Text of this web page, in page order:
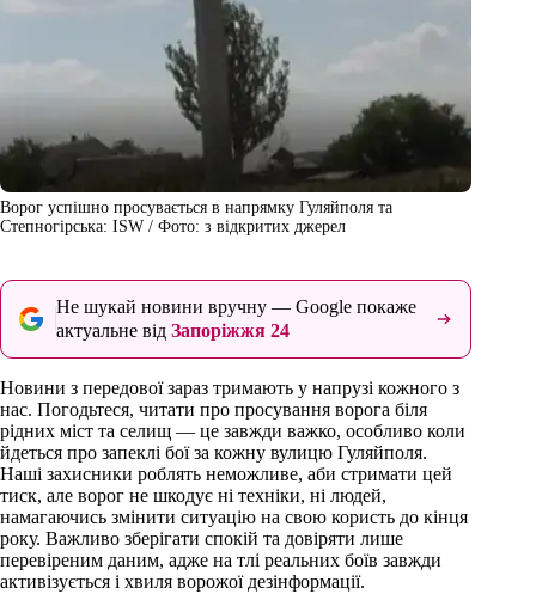
Ворог успішно просувається в напрямку Гуляйполя та
Степногірська: ISW / Фото: з відкритих джерел
Не шукай новини вручну — Google покаже
актуальне від Запоріжжя 24
Новини з передової зараз тримають у напрузі кожного з
нас. Погодьтеся, читати про просування ворога біля
рідних міст та селищ — це завжди важко, особливо коли
йдеться про запеклі бої за кожну вулицю Гуляйполя.
Наші захисники роблять неможливе, аби стримати цей
тиск, але ворог не шкодує ні техніки, ні людей,
намагаючись змінити ситуацію на свою користь до кінця
року. Важливо зберігати спокій та довіряти лише
перевіреним даним, адже на тлі реальних боїв завжди
активізується і хвиля ворожої дезінформації.